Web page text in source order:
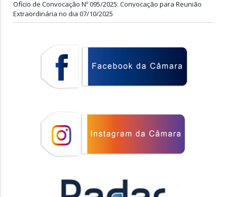
Ofício de Convocação Nº 095/2025: Convocação para Reunião
Extraordinária no dia 07/10/2025